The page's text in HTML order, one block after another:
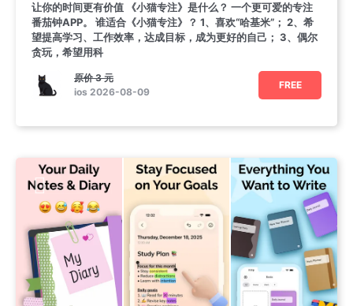
让你的时间更有价值 《小猫专注》是什么？ 一个更可爱的专注
番茄钟APP。 谁适合《小猫专注》？ 1、喜欢“哈基米”； 2、希
望提高学习、工作效率，达成目标，成为更好的自己； 3、偶尔
贪玩，希望用科
原价3 元
ios 2026-08-09
FREE